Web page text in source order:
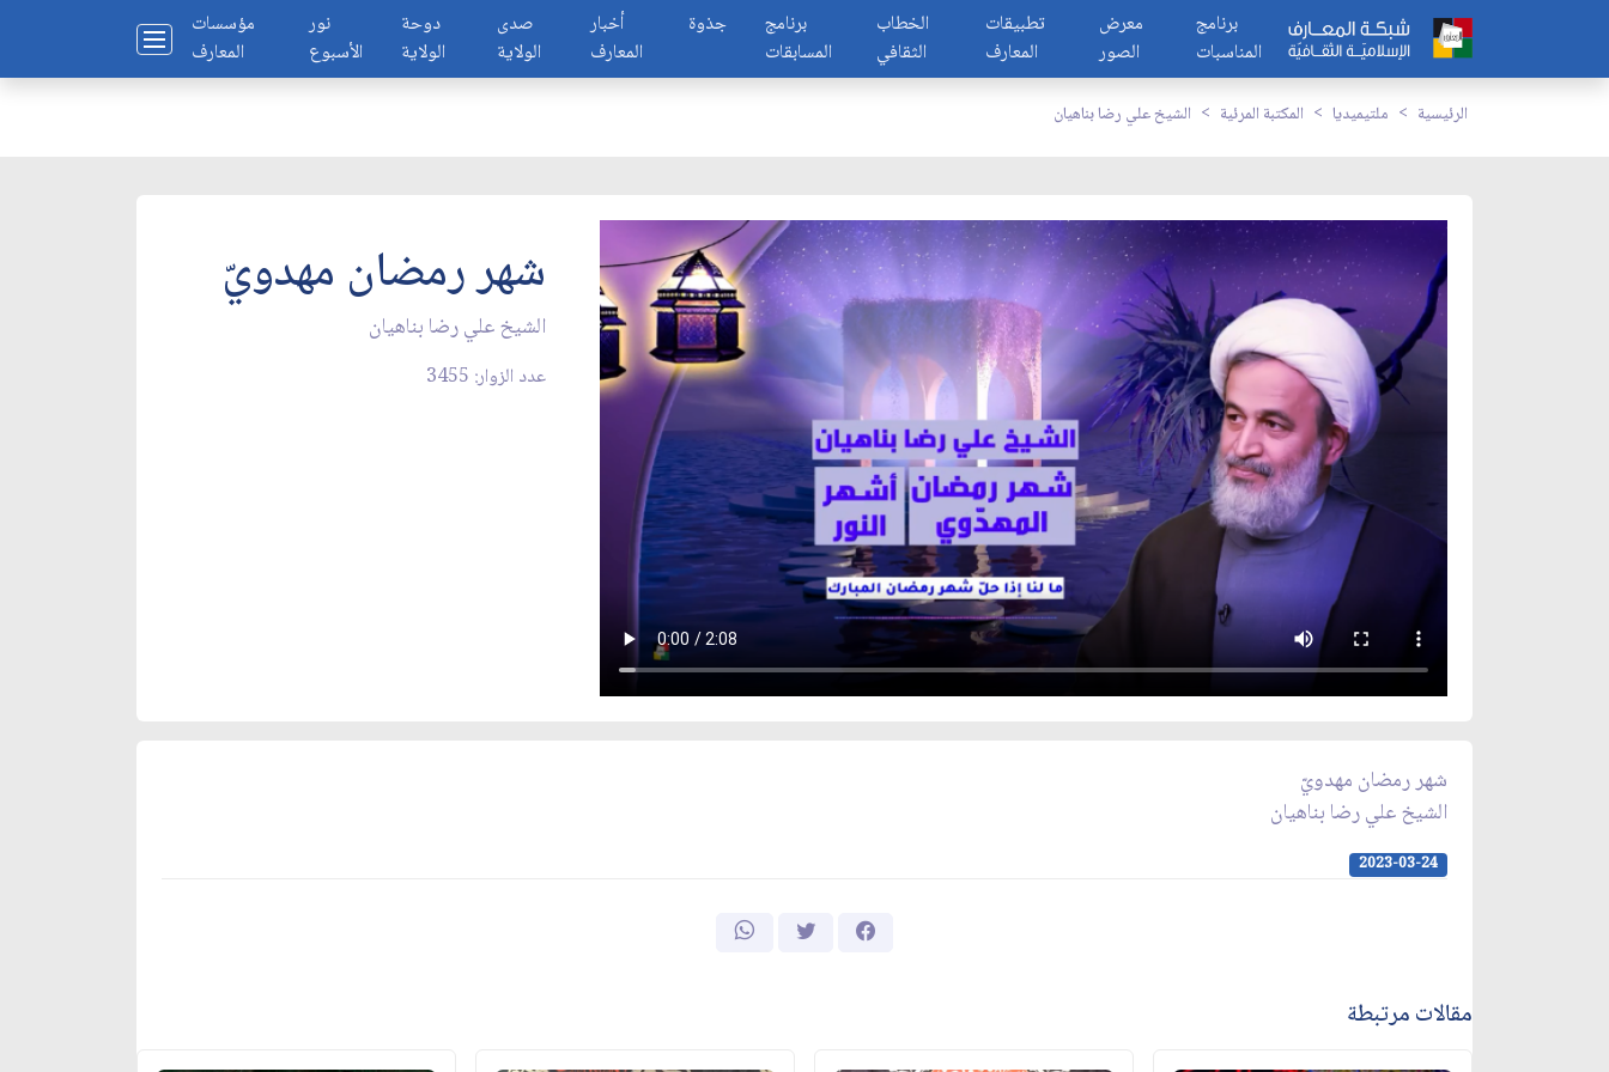
مؤسسات
المعارف
نور
الأسبوع
دوحة
الولاية
صدى
الولاية
أخبار
المعارف
جذوة
برنامج
المسابقات
الخطاب
الثقافي
تطبيقات
المعارف
معرض
الصور
برنامج
المناسبات
الرئيسية ملتيميديا المكتبة المرئية الشيخ علي رضا بناهيان
شهر رمضان مهدويّ
الشيخ علي رضا بناهيان
عدد الزوار: 3455
شهر رمضان مهدويّ
الشيخ علي رضا بناهيان
2023-03-24
مقالات مرتبطة